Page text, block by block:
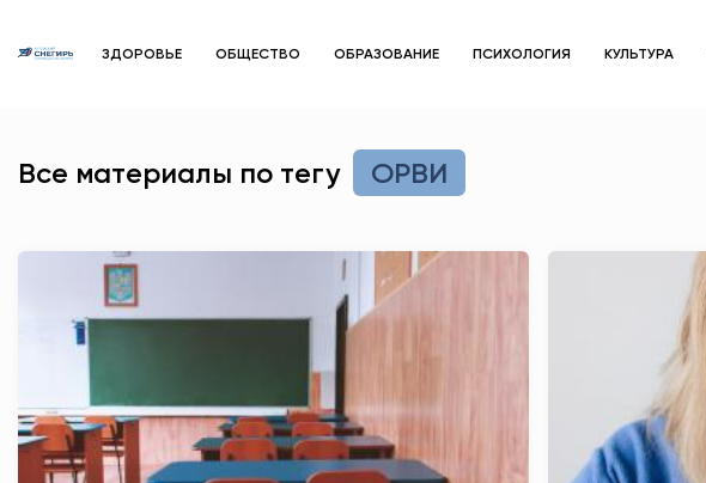
ЗДОРОВЬЕ ОБЩЕСТВО ОБРАЗОВАНИЕ ПСИХОЛОГИЯ КУЛЬТУРА
Все материалы по тегу ОРВИ